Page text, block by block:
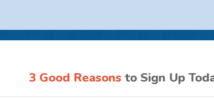
3 Good Reasons to Sign Up